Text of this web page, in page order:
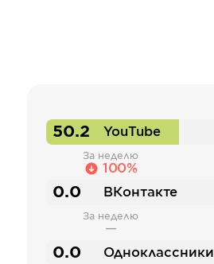
50.2 YouTube
За неделю
100%
0.0 ВКонтакте
За неделю
—
0.0 Одноклассники